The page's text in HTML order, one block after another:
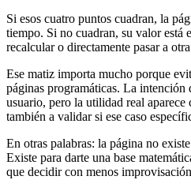
Si esos cuatro puntos cuadran, la
tiempo. Si no cuadran, su valor está
recalcular o directamente pasar a
Ese matiz importa mucho porque
páginas programáticas. La intención
usuario, pero la utilidad real aparece
también a validar si ese caso
En otras palabras: la página no
Existe para darte una base
que decidir con menos